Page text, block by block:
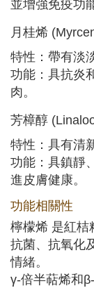
並增強免疫功
月桂烯
特性：帶有淡
功能：具抗炎
肉。
芳樟醇
特性：具有清
功能：具鎮靜
進皮膚健康。
功能相關性
檸檬烯 是紅桔
抗菌、抗氧化
情緒。
γ-倍半萜烯和